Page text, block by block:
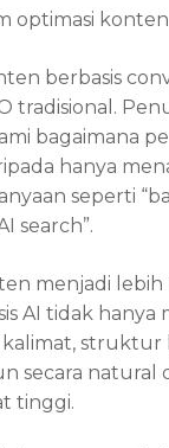
optimasi
berbasis
tradisional.
bagaimana
hanya
seperti
search”.
menjadi
AI tidak
struktur
secara
tinggi.